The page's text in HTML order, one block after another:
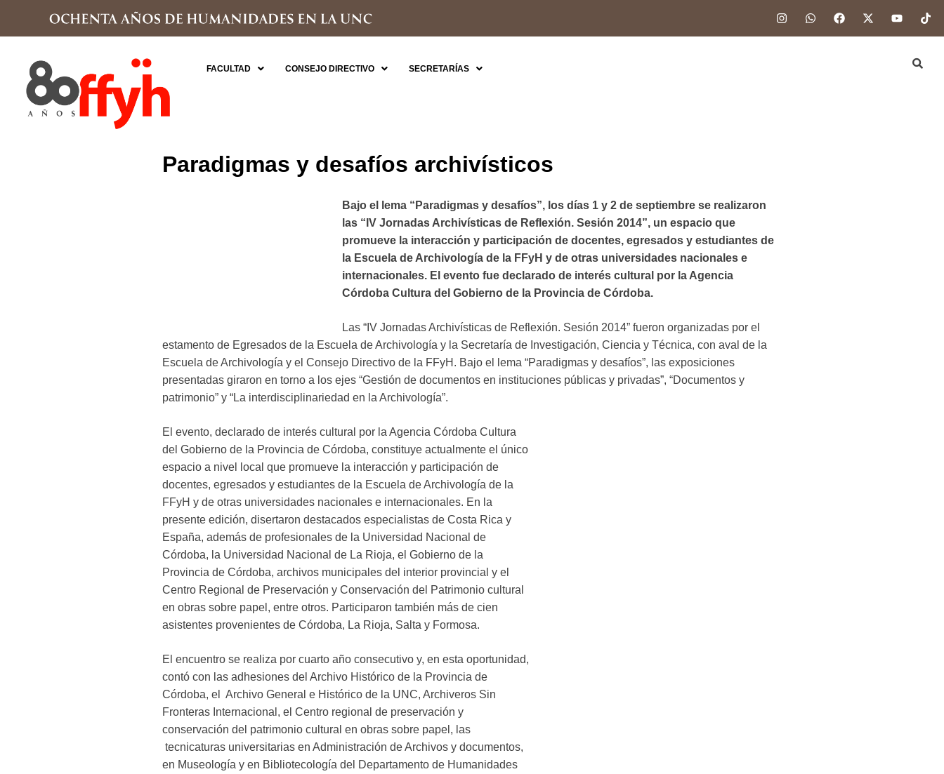
FACULTAD CONSEJO DIRECTIVO SECRETARÍAS
Paradigmas y desafíos archivísticos
Bajo el lema “Paradigmas y desafíos”, los días 1 y 2 de septiembre se realizaron
las “IV Jornadas Archivísticas de Reflexión. Sesión 2014”, un espacio que
promueve la interacción y participación de docentes, egresados y estudiantes de
la Escuela de Archivología de la FFyH y de otras universidades nacionales e
internacionales. El evento fue declarado de interés cultural por la Agencia
Córdoba Cultura del Gobierno de la Provincia de Córdoba.
Las “IV Jornadas Archivísticas de Reflexión. Sesión 2014” fueron organizadas por el
estamento de Egresados de la Escuela de Archivología y la Secretaría de Investigación, Ciencia y Técnica, con aval de la
Escuela de Archivología y el Consejo Directivo de la FFyH. Bajo el lema “Paradigmas y desafíos”, las exposiciones
presentadas giraron en torno a los ejes “Gestión de documentos en instituciones públicas y privadas”, “Documentos y
patrimonio” y “La interdisciplinariedad en la Archivología”.
El evento, declarado de interés cultural por la Agencia Córdoba Cultura
del Gobierno de la Provincia de Córdoba, constituye actualmente el único
espacio a nivel local que promueve la interacción y participación de
docentes, egresados y estudiantes de la Escuela de Archivología de la
FFyH y de otras universidades nacionales e internacionales. En la
presente edición, disertaron destacados especialistas de Costa Rica y
España, además de profesionales de la Universidad Nacional de
Córdoba, la Universidad Nacional de La Rioja, el Gobierno de la
Provincia de Córdoba, archivos municipales del interior provincial y el
Centro Regional de Preservación y Conservación del Patrimonio cultural
en obras sobre papel, entre otros. Participaron también más de cien
asistentes provenientes de Córdoba, La Rioja, Salta y Formosa.
El encuentro se realiza por cuarto año consecutivo y, en esta oportunidad,
contó con las adhesiones del Archivo Histórico de la Provincia de
Córdoba, el Archivo General e Histórico de la UNC, Archiveros Sin
Fronteras Internacional, el Centro regional de preservación y
conservación del patrimonio cultural en obras sobre papel, las
tecnicaturas universitarias en Administración de Archivos y documentos,
en Museología y en Bibliotecología del Departamento de Humanidades